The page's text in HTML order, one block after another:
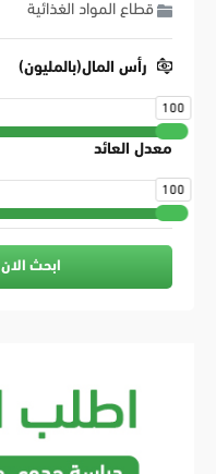
قطاع المواد الغذائية
رأس المال(بالمليون)
100
معدل العائد
100
ابحث الان